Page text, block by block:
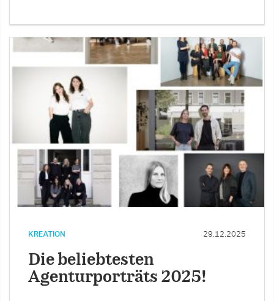
KREATION 29.12.2025
Die beliebtesten
Agenturporträts 2025!